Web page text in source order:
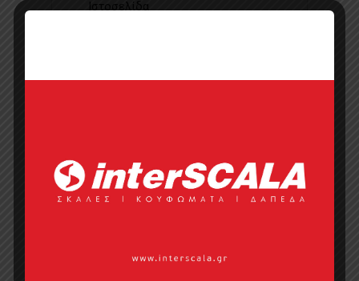
Ιστοσελίδα
Κατάλογος σε pdf
Σημεία πώλησης